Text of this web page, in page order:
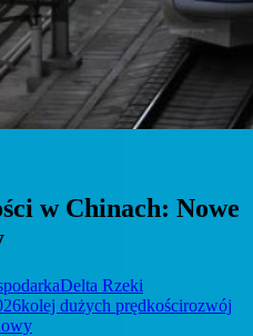
w Chinach: Nowe
Delta Rzeki
kolej dużych prędkościrozwój